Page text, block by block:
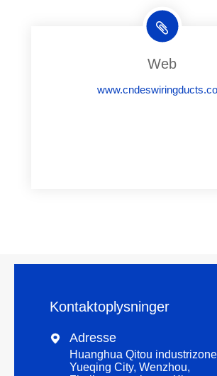
Web
Kontaktoplysninger
 Adresse
Huanghua Qitou
Yueqing City, Wenzhou,